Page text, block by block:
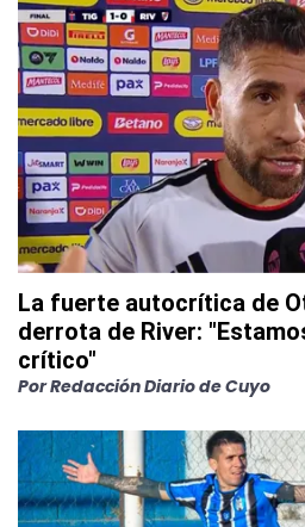
La fuerte autocrítica de
derrota de River:
crítico"
PorRedacción Diario de Cuyo